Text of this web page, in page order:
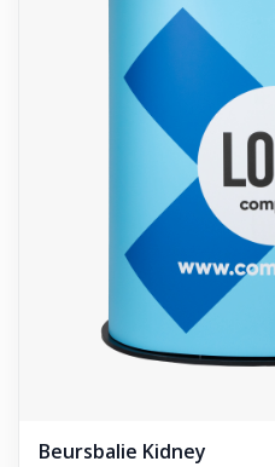
Beursbalie Kidney